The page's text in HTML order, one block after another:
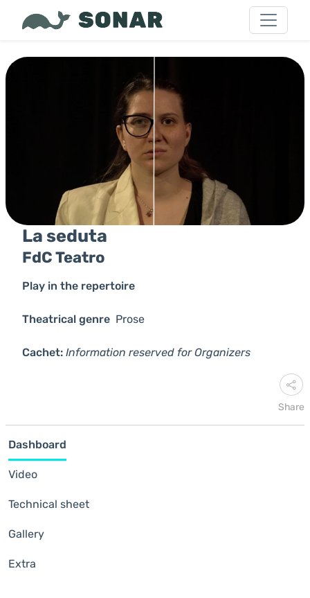
La seduta
FdC Teatro
Play in the repertoire
Theatrical genre Prose
Cachet: Information reserved for Organizers
Share
Dashboard
Video
Technical sheet
Gallery
Extra